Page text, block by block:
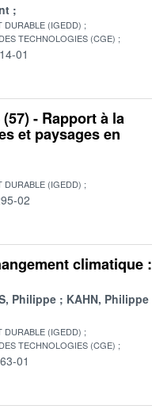
DURABLE (IGEDD)
TECHNOLOGIES (CGE)
01
- Rapport à la
et paysages en
DURABLE (IGEDD)
02
climatique :
Philippe
KAHN, Philippe
DURABLE (IGEDD)
TECHNOLOGIES (CGE)
01